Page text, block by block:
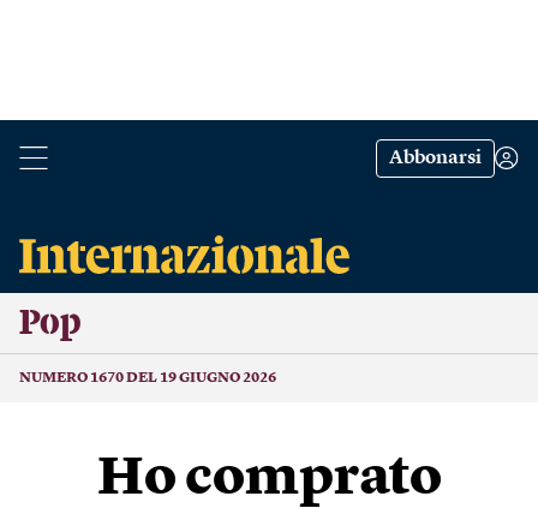
Abbonarsi
Pop
NUMERO 1670 DEL 19 GIUGNO 2026
Ho comprato